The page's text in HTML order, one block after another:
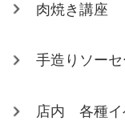
肉焼き講座
手造りソー
店内 各種イ